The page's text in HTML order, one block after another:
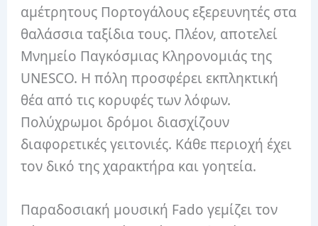
αμέτρητους Πορτογάλους εξερευνητές στα
θαλάσσια ταξίδια τους. Πλέον, αποτελεί
Μνημείο Παγκόσμιας Κληρονομιάς της
UNESCO. Η πόλη προσφέρει εκπληκτική
θέα από τις κορυφές των λόφων.
Πολύχρωμοι δρόμοι διασχίζουν
διαφορετικές γειτονιές. Κάθε περιοχή έχει
τον δικό της χαρακτήρα και γοητεία.
Παραδοσιακή μουσική Fado γεμίζει τον